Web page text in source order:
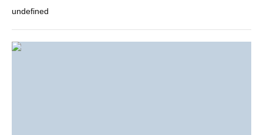
undefined